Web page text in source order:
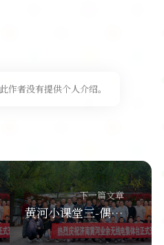
此作者没有提供个人介绍。
下一篇文章
黄河小课堂三-偶极天线DP正V倒V为什么要用巴伦及其原理